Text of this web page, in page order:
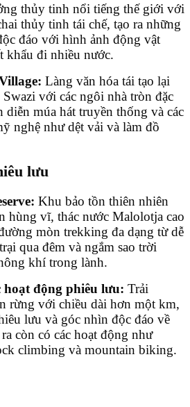
thủy tinh nổi tiếng thế giới với
thủy tinh tái chế, tạo ra những
đáo với hình ảnh động vật
khẩu đi nhiều nước.
Làng văn hóa tái tạo lại
với các ngôi nhà tròn đặc
múa hát truyền thống và các
nghệ như dệt vải và làm đồ
lưu
Khu bảo tồn thiên nhiên
hùng vĩ, thác nước Malolotja cao
mòn trekking đa dạng từ dễ
qua đêm và ngắm sao trời
khí trong lành.
hoạt động phiêu lưu: Trải
rừng với chiều dài hơn một km,
lưu và góc nhìn độc đáo về
còn có các hoạt động như
climbing và mountain biking.